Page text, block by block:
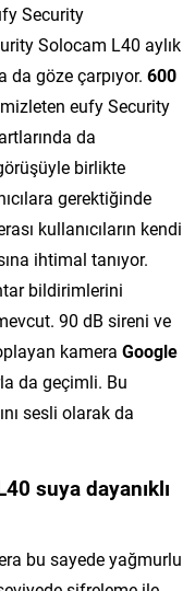
Security
Solocam L40 aylık
da göze çarpıyor. 600
eufy Security
da
birlikte
gerektiğinde
kullanıcıların kendi
ihtimal tanıyor.
bildirimlerini
90 dB sireni ve
kamera Google
da geçimli. Bu
sesli olarak da
suya dayanıklı
bu sayede yağmurlu